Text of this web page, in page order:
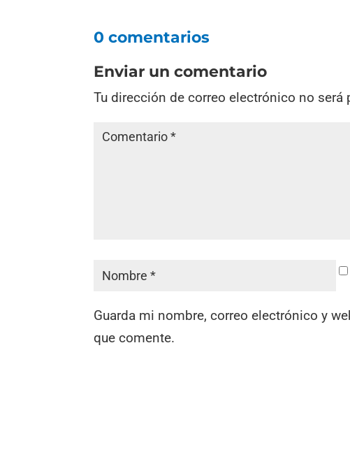
0 comentarios
Enviar un comentario
Tu dirección de correo electrónico no será
Guarda mi nombre, correo electrónico y
que comente.